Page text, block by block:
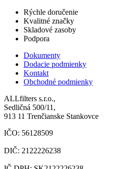
Rýchle doručenie
Kvalitné značky
Skladové zasoby
Podpora
Dokumenty
Dodacie podmienky
Kontakt
Obchodné podmienky
ALLfilters s.r.o.,
Sedličná 500/11,
913 11 Trenčianske Stankovce
IČO: 56128509
DIČ: 2122226238